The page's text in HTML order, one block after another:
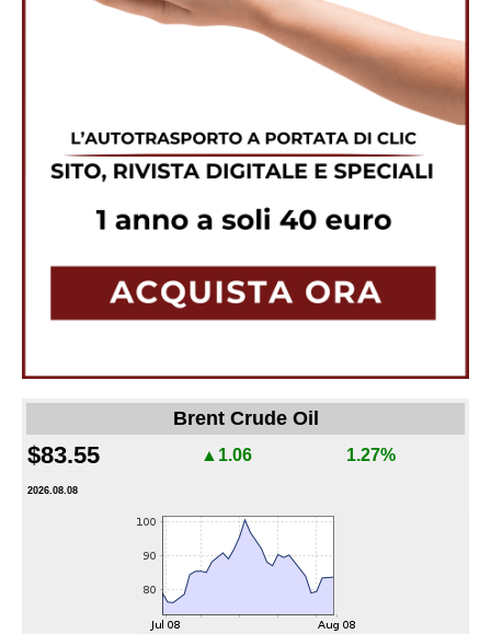
Brent Crude Oil
$83.55 ▲1.06 1.27%
2026.08.08